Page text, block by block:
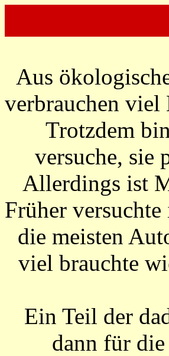
Aus
verbrauchen viel
Trotzdem
versuche, sie
Allerdings ist
Früher
die meisten
viel brauchte
Ein Teil der
dann für